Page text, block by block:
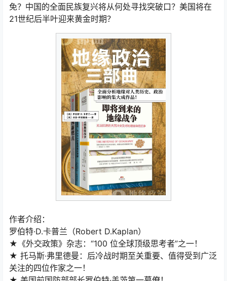
免？中国的全面民族复兴将从何处寻找突破口？美国将在
21世纪后半叶迎来黄金时期？
作者介绍：
罗伯特·D.卡普兰（Robert D.Kaplan）
★《外交政策》杂志：“100 位全球顶级思考者”之一！
★ 托马斯·弗里德曼：后冷战时期至关重要、值得受到广泛
关注的四位作家之一！